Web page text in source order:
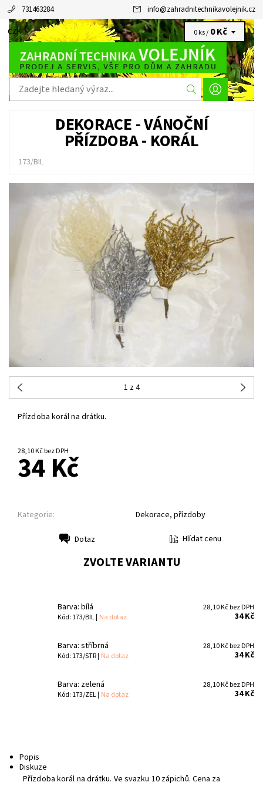
731463284 info@zahradnitechnikavolejnik.cz
CZK 0 ks / 0 Kč
DEKORACE - VÁNOČNÍ
PŘÍZDOBA - KORÁL
173/BIL
1 z 4
Přízdoba korál na drátku.
28,10 Kč bez DPH
34 Kč
Kategorie: Dekorace, přízdoby
Dotaz Hlídat cenu
ZVOLTE VARIANTU
Barva: bílá
Kód: 173/BIL | Na dotaz
28,10 Kč bez DPH
34 Kč
Barva: stříbrná
Kód: 173/STR | Na dotaz
28,10 Kč bez DPH
34 Kč
Barva: zelená
Kód: 173/ZEL | Na dotaz
28,10 Kč bez DPH
34 Kč
Popis
Diskuze
Přízdoba korál na drátku. Ve svazku 10 zápichů. Cena za